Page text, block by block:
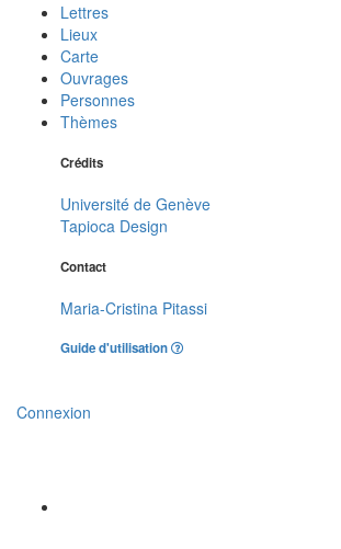
Lettres
Lieux
Carte
Ouvrages
Personnes
Thèmes
Crédits
Université de Genève
Tapioca Design
Contact
Maria-Cristina Pitassi
Guide d'utilisation
Connexion